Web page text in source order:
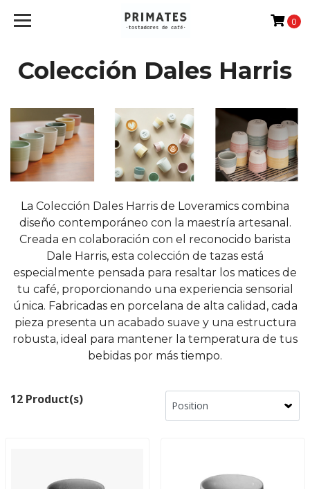
0
Colección Dales Harris
La Colección Dales Harris de Loveramics combina
diseño contemporáneo con la maestría artesanal.
Creada en colaboración con el reconocido barista
Dale Harris, esta colección de tazas está
especialmente pensada para resaltar los matices de
tu café, proporcionando una experiencia sensorial
única. Fabricadas en porcelana de alta calidad, cada
pieza presenta un acabado suave y una estructura
robusta, ideal para mantener la temperatura de tus
bebidas por más tiempo.
12 Product(s)